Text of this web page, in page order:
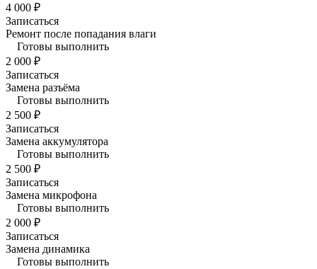
4 000 ₽
Записаться
Ремонт после попадания влаги
Готовы выполнить
2 000 ₽
Записаться
Замена разъёма
Готовы выполнить
2 500 ₽
Записаться
Замена аккумулятора
Готовы выполнить
2 500 ₽
Записаться
Замена микрофона
Готовы выполнить
2 000 ₽
Записаться
Замена динамика
Готовы выполнить